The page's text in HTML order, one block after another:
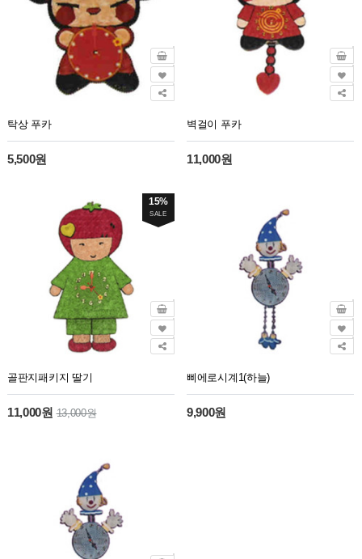
탁상 푸카
5,500원
벽걸이 푸카
11,000원
15%
SALE
골판지패키지 딸기
11,000원13,000원
삐에로시계1(하늘)
9,900원